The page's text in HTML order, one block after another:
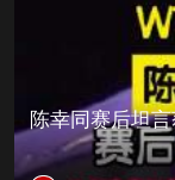
陈幸同赛后坦